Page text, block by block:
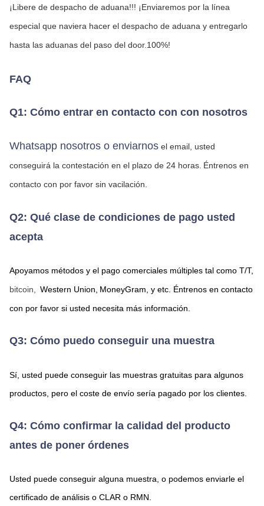
¡Libere de despacho de aduana!!! ¡Enviaremos por la línea
especial que naviera hacer el despacho de aduana y entregarlo
hasta las aduanas del paso del door.100%!
FAQ
Q1: Cómo entrar en contacto con con nosotros
Whatsapp nosotros o enviarnos el email, usted
conseguirá la contestación en el plazo de 24 horas. Éntrenos en
contacto con por favor sin vacilación.
Q2: Qué clase de condiciones de pago usted
acepta
Apoyamos métodos y el pago comerciales múltiples tal como T/T,
bitcoin, Western Union, MoneyGram, y etc. Éntrenos en contacto
con por favor si usted necesita más información.
Q3: Cómo puedo conseguir una muestra
Sí, usted puede conseguir las muestras gratuitas para algunos
productos, pero el coste de envío sería pagado por los clientes.
Q4: Cómo confirmar la calidad del producto
antes de poner órdenes
Usted puede conseguir alguna muestra, o podemos enviarle el
certificado de análisis o CLAR o RMN.